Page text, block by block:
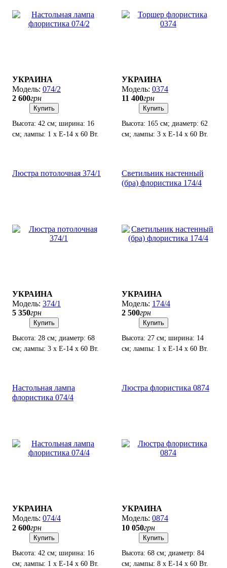
УКРАИНА
074/2
2 600грн
Купить
Высота: 42 см; ширина: 16
см; лампы: 1 х Е-14 х 60 Вт.
УКРАИНА
0374
11 400грн
Купить
Высота: 165 см; диаметр: 62
см; лампы: 3 х Е-14 х 60 Вт.
Люстра потолочная 374/1
УКРАИНА
374/1
5 350грн
Купить
Высота: 28 см; диаметр: 68
см; лампы: 3 х Е-14 х 60 Вт.
Светильник настенный
(бра) флористика 174/4
УКРАИНА
174/4
2 500грн
Купить
Высота: 27 см; ширина: 14
см; лампы: 1 х Е-14 х 60 Вт.
Настольная лампа
флористика 074/4
УКРАИНА
074/4
2 600грн
Купить
Высота: 42 см; ширина: 16
см; лампы: 1 х Е-14 х 60 Вт.
Люстра флористика 0874
УКРАИНА
0874
10 050грн
Купить
Высота: 68 см; диаметр: 84
см; лампы: 8 х Е-14 х 60 Вт.